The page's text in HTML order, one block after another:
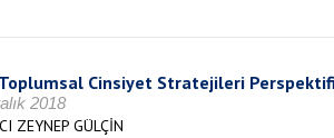
Cinsiyet Stratejileri Perspektifi
2018
ZEYNEP GÜLÇİN